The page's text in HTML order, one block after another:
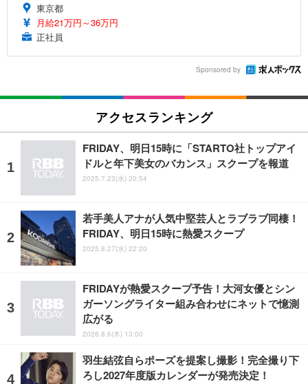
東京都
月給21万円～36万円
正社員
Sponsored by
アクセスランキング
FRIDAY、明日15時に「STARTO社トップアイ
ドルと年下美女のバカンス」スクープを報道
2025.7.23(水) 20:54
若手美人アナが人気中堅芸人とラブラブ同棲！
FRIDAY、明日15時に熱愛スクープ
2025.8.27(水) 22:20
FRIDAYが熱愛スクープ予告！大河女優とシン
ガーソングライター組み合わせにネットで憶測
広がる
2026.8.6(木) 13:00
羽生結弦自らポーズを提案し撮影！完全撮り下
ろし2027年度版カレンダーが発売決定！